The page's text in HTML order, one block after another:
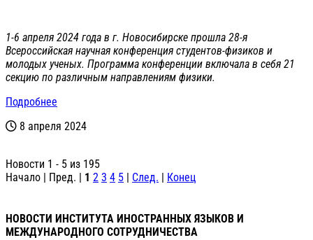
1-6 апреля 2024 года в г. Новосибирске прошла 28-я
Всероссийская научная конференция студентов-физиков и
молодых ученых. Программа конференции включала в себя 21
секцию по различным направлениям физики.
Подробнее
8 апреля 2024
Новости 1 - 5 из 195
Начало | Пред. | 1 2 3 4 5 | След. | Конец
НОВОСТИ ИНСТИТУТА ИНОСТРАННЫХ ЯЗЫКОВ И
МЕЖДУНАРОДНОГО СОТРУДНИЧЕСТВА